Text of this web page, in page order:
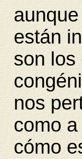
están
son los
nos
como
cómo